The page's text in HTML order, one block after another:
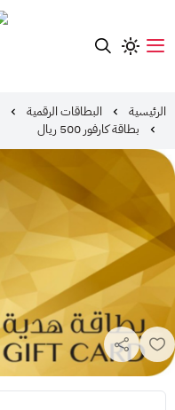
الرئيسية البطاقات الرقمية
بطاقة كارفور 500 ريال